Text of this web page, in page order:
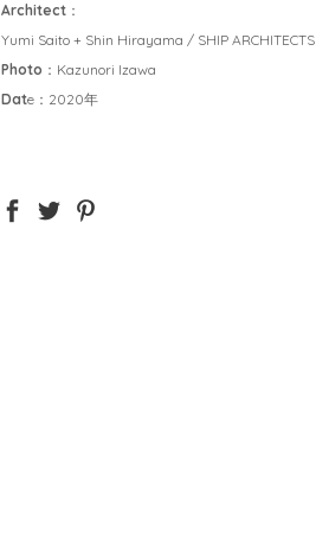
Architect ：
Yumi Saito + Shin Hirayama / SHIP ARCHITECTS
Photo ：Kazunori Izawa
Date：2020年